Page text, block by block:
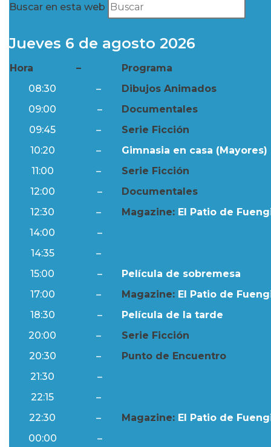
Buscar en esta web
Jueves 6 de agosto 2026
Hora –
Programa
08:30
–
Dibujos Animados
09:00
–
Documentales
09:45
–
Serie Ficción
10:20
–
Gimnasia en casa (Mayores)
11:00
–
Serie Ficción
12:00
–
Documentales
12:30
– Magazine: El Patio de
14:00
–
14:35
–
15:00
–
Película de sobremesa
17:00
– Magazine: El Patio de
18:30
–
Película de la tarde
20:00
–
Serie Ficción
20:30
–
Punto de Encuentro
21:30
–
22:15
–
22:30
– Magazine: El Patio de
00:00
–